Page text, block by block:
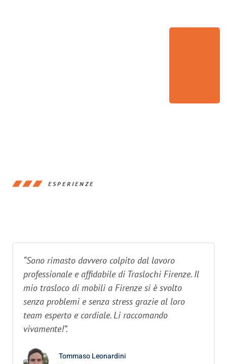
ESPERIENZE
“Sono rimasto davvero colpito dal lavoro
professionale e affidabile di Traslochi Firenze. Il
mio trasloco di mobili a Firenze si è svolto
senza problemi e senza stress grazie al loro
team esperto e cordiale. Li raccomando
vivamente!”.
Tommaso Leonardini